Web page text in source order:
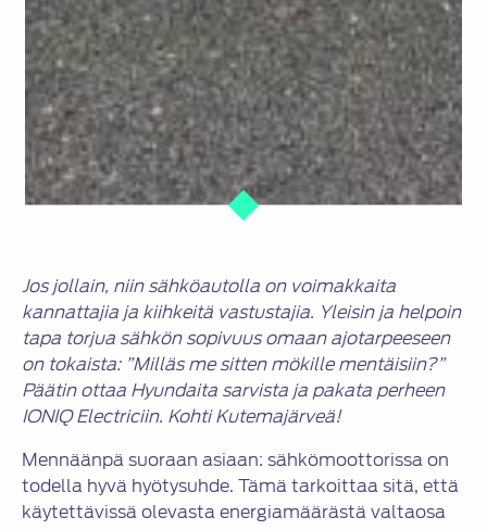
Jos jollain, niin sähköautolla on voimakkaita
kannattajia ja kiihkeitä vastustajia. Yleisin ja helpoin
tapa torjua sähkön sopivuus omaan ajotarpeeseen
on tokaista: ”Milläs me sitten mökille mentäisiin?”
Päätin ottaa Hyundaita sarvista ja pakata perheen
IONIQ Electriciin. Kohti Kutemajärveä!
Mennäänpä suoraan asiaan: sähkömoottorissa on
todella hyvä hyötysuhde. Tämä tarkoittaa sitä, että
käytettävissä olevasta energiamäärästä valtaosa